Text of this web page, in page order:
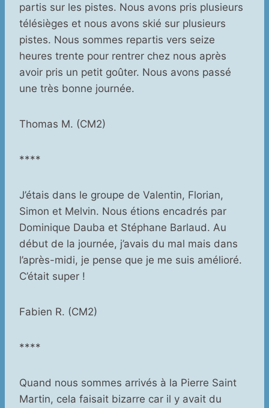
partis sur les pistes. Nous avons pris plusieurs
télésièges et nous avons skié sur plusieurs
pistes. Nous sommes repartis vers seize
heures trente pour rentrer chez nous après
avoir pris un petit goûter. Nous avons passé
une très bonne journée.
Thomas M. (CM2)
****
J’étais dans le groupe de Valentin, Florian,
Simon et Melvin. Nous étions encadrés par
Dominique Dauba et Stéphane Barlaud. Au
début de la journée, j’avais du mal mais dans
l’après-midi, je pense que je me suis amélioré.
C’était super !
Fabien R. (CM2)
****
Quand nous sommes arrivés à la Pierre Saint
Martin, cela faisait bizarre car il y avait du